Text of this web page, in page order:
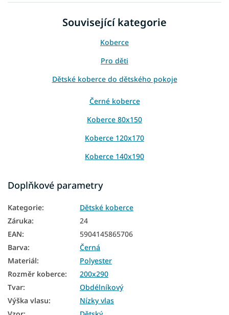
Související kategorie
Koberce
Pro děti
Dětské koberce do dětského pokoje
Černé koberce
Koberce 80x150
Koberce 120x170
Koberce 140x190
Koberce 200x290
Doplňkové parametry
Kategorie:
Dětské koberce
Záruka:
24
EAN:
5904145865706
Barva:
Černá
Materiál:
Polyester
Rozměr koberce:
200x290
Tvar:
Obdélníkový
Výška vlasu:
Nízky vlas